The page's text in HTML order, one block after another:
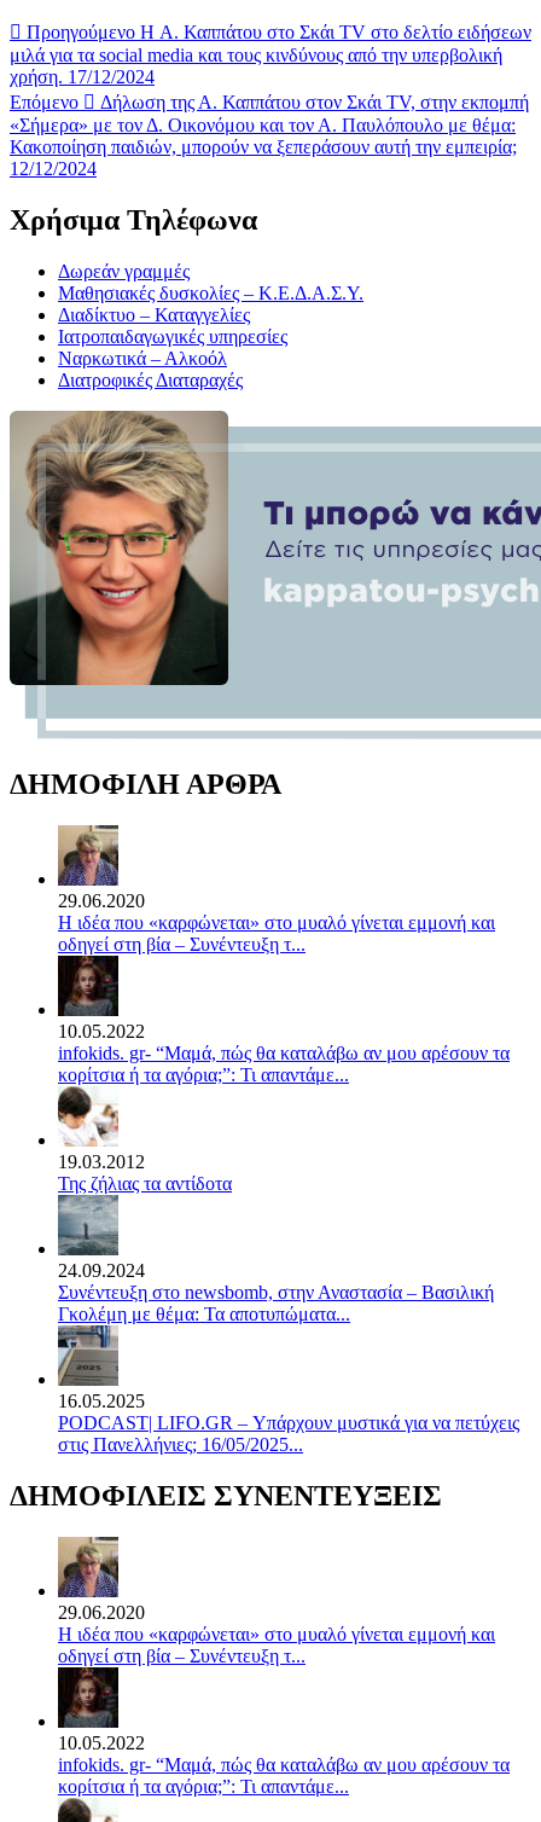
Προηγούμενο H Α. Καππάτου στο Σκάι TV στο δελτίο ειδήσεων
μιλά για τα social media και τους κινδύνους από την υπερβολική
χρήση. 17/12/2024
Επόμενο
Δήλωση της Α. Καππάτου στον Σκάι TV, στην εκπομπή
«Σήμερα» με τον Δ. Οικονόμου και τον Α. Παυλόπουλο με θέμα:
Κακοποίηση παιδιών, μπορούν να ξεπεράσουν αυτή την εμπειρία;
12/12/2024
Χρήσιμα Τηλέφωνα
Δωρεάν γραμμές
Μαθησιακές δυσκολίες – Κ.Ε.Δ.Α.Σ.Υ.
Διαδίκτυο – Καταγγελίες
Ιατροπαιδαγωγικές υπηρεσίες
Ναρκωτικά – Αλκοόλ
Διατροφικές Διαταραχές
ΔΗΜΟΦΙΛΗ ΑΡΘΡΑ
29.06.2020
Η ιδέα που «καρφώνεται» στο μυαλό γίνεται εμμονή και
οδηγεί στη βία – Συνέντευξη τ...
10.05.2022
infokids. gr- “Μαμά, πώς θα καταλάβω αν μου αρέσουν τα
κορίτσια ή τα αγόρια;”: Τι απαντάμε...
19.03.2012
Της ζήλιας τα αντίδοτα
24.09.2024
Συνέντευξη στο newsbomb, στην Αναστασία – Βασιλική
Γκολέμη με θέμα: Τα αποτυπώματα...
16.05.2025
PODCAST| LIFO.GR – Υπάρχουν μυστικά για να πετύχεις
στις Πανελλήνιες; 16/05/2025...
ΔΗΜΟΦΙΛΕΙΣ ΣΥΝΕΝΤΕΥΞΕΙΣ
29.06.2020
Η ιδέα που «καρφώνεται» στο μυαλό γίνεται εμμονή και
οδηγεί στη βία – Συνέντευξη τ...
10.05.2022
infokids. gr- “Μαμά, πώς θα καταλάβω αν μου αρέσουν τα
κορίτσια ή τα αγόρια;”: Τι απαντάμε...